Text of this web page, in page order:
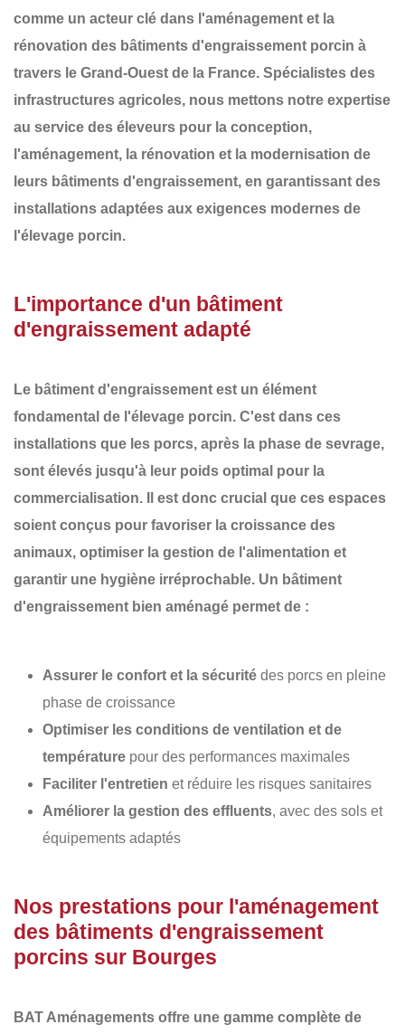
comme un acteur clé dans l'aménagement et la
rénovation des bâtiments d'engraissement porcin à
travers le Grand-Ouest de la France. Spécialistes des
infrastructures agricoles, nous mettons notre expertise
au service des éleveurs pour la conception,
l'aménagement, la rénovation et la modernisation de
leurs bâtiments d'engraissement, en garantissant des
installations adaptées aux exigences modernes de
l'élevage porcin.
L'importance d'un bâtiment
d'engraissement adapté
Le bâtiment d'engraissement est un élément
fondamental de l'élevage porcin. C'est dans ces
installations que les porcs, après la phase de sevrage,
sont élevés jusqu'à leur poids optimal pour la
commercialisation. Il est donc crucial que ces espaces
soient conçus pour favoriser la croissance des
animaux, optimiser la gestion de l'alimentation et
garantir une hygiène irréprochable. Un bâtiment
d'engraissement bien aménagé permet de :
Assurer le confort et la sécurité des porcs en pleine
phase de croissance
Optimiser les conditions de ventilation et de
température pour des performances maximales
Faciliter l'entretien et réduire les risques sanitaires
Améliorer la gestion des effluents, avec des sols et
équipements adaptés
Nos prestations pour l'aménagement
des bâtiments d'engraissement
porcins sur Bourges
BAT Aménagements offre une gamme complète de